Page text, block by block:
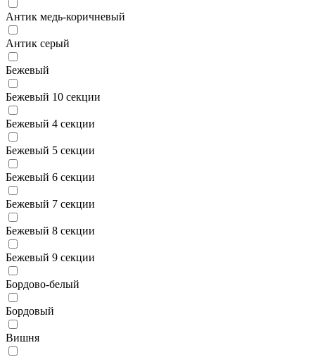
Антик медь-коричневый
Антик серый
Бежевый
Бежевый 10 секции
Бежевый 4 секции
Бежевый 5 секции
Бежевый 6 секции
Бежевый 7 секции
Бежевый 8 секции
Бежевый 9 секции
Бордово-белый
Бордовый
Вишня